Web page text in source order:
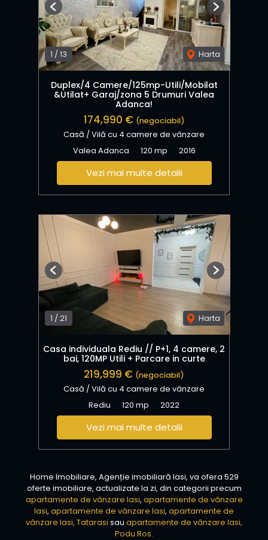
1 / 13 Harta
Previous Next
Duplex/4 Camere/125mp-Utili/Mobilat
&Utilat+ Garaj/zona 5 Drumuri Valea
Adanca!
174,990 € (negociabil)
Casă / Vilă cu 4 camere de vânzare
Valea Adanca
120 mp 2016
Vezi mai multe detalii
1 /21 Harta
Previous Next
Casa individuala Rediu // P+1, 4 camere, 2
bai, 120MP Utili + Parcare in curte
219,999 € (negociabil)
Casă / Vilă cu 4 camere de vânzare
Rediu
120 mp 2022
Vezi mai multe detalii
Home Imobiliare, Agenție imobiliară Iasi, va ofera 529
oferte imobiliare, actualizate la zi, din categorii precum
apartamente de vânzare Iasi, apartamente de vânzare
Iasi, apartamente de vânzare Iasi, apartamente de
vânzare Iasi, Tatarasi sau apartamente de vânzare Iasi,
Podu Ros.